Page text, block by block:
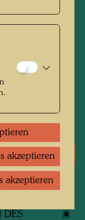
Fensterrecht
dir was
Schäfer - ohne
die
Ergebnis
dazu
DES
akzeptieren
akzeptieren